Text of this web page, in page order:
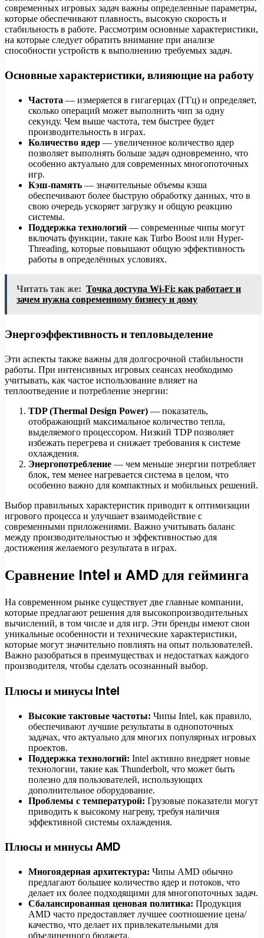
современных игровых задач важны определенные параметры,
которые обеспечивают плавность, высокую скорость и
стабильность в работе. Рассмотрим основные характеристики,
на которые следует обратить внимание при анализе
способности устройств к выполнению требуемых задач.
Основные характеристики, влияющие на работу
Частота — измеряется в гигагерцах (ГГц) и определяет,
сколько операций может выполнить чип за одну
секунду. Чем выше частота, тем быстрее будет
производительность в играх.
Количество ядер — увеличенное количество ядер
позволяет выполнять больше задач одновременно, что
особенно актуально для современных многопоточных
игр.
Кэш-память — значительные объемы кэша
обеспечивают более быструю обработку данных, что в
свою очередь ускоряет загрузку и общую реакцию
системы.
Поддержка технологий — современные чипы могут
включать функции, такие как Turbo Boost или Hyper-
Threading, которые повышают общую эффективность
работы в определённых условиях.
Читать так же: Точка доступа Wi-Fi: как работает и
зачем нужна современному бизнесу и дому
Энергоэффективность и тепловыделение
Эти аспекты также важны для долгосрочной стабильности
работы. При интенсивных игровых сеансах необходимо
учитывать, как частое использование влияет на
теплоотведение и потребление энергии:
TDP (Thermal Design Power) — показатель,
отображающий максимальное количество тепла,
выделяемого процессором. Низкий TDP позволяет
избежать перегрева и снижает требования к системе
охлаждения.
Энергопотребление — чем меньше энергии потребляет
блок, тем менее нагревается система в целом, что
особенно важно для компактных и мобильных решений.
Выбор правильных характеристик приводит к оптимизации
игрового процесса и улучшает взаимодействие с
современными приложениями. Важно учитывать баланс
между производительностью и эффективностью для
достижения желаемого результата в играх.
Сравнение Intel и AMD для гейминга
На современном рынке существует две главные компании,
которые предлагают решения для высокопроизводительных
вычислений, в том числе и для игр. Эти бренды имеют свои
уникальные особенности и технические характеристики,
которые могут значительно повлиять на опыт пользователей.
Важно разобраться в преимуществах и недостатках каждого
производителя, чтобы сделать осознанный выбор.
Плюсы и минусы Intel
Высокие тактовые частоты: Чипы Intel, как правило,
обеспечивают лучшие результаты в однопоточных
задачах, что актуально для многих популярных игровых
проектов.
Поддержка технологий: Intel активно внедряет новые
технологии, такие как Thunderbolt, что может быть
полезно для пользователей, использующих
дополнительное оборудование.
Проблемы с температурой: Грузовые показатели могут
приводить к высокому нагреву, требуя наличия
эффективной системы охлаждения.
Плюсы и минусы AMD
Многоядерная архитектура: Чипы AMD обычно
предлагают большее количество ядер и потоков, что
делает их более подходящими для многопоточных задач.
Сбалансированная ценовая политика: Продукция
AMD часто предоставляет лучшее соотношение цена/
качество, что делает их привлекательными для
объединенного бюджета.